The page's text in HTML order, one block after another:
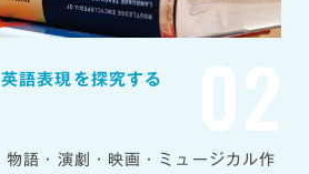
語表現を探究する
物語・演劇・映画・ミュージカル作